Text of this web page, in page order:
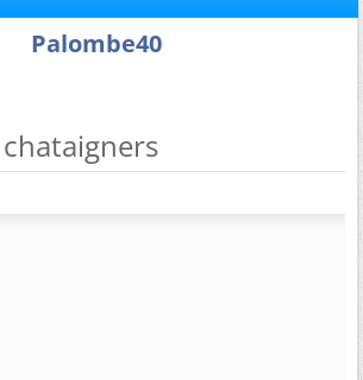
Palombe40